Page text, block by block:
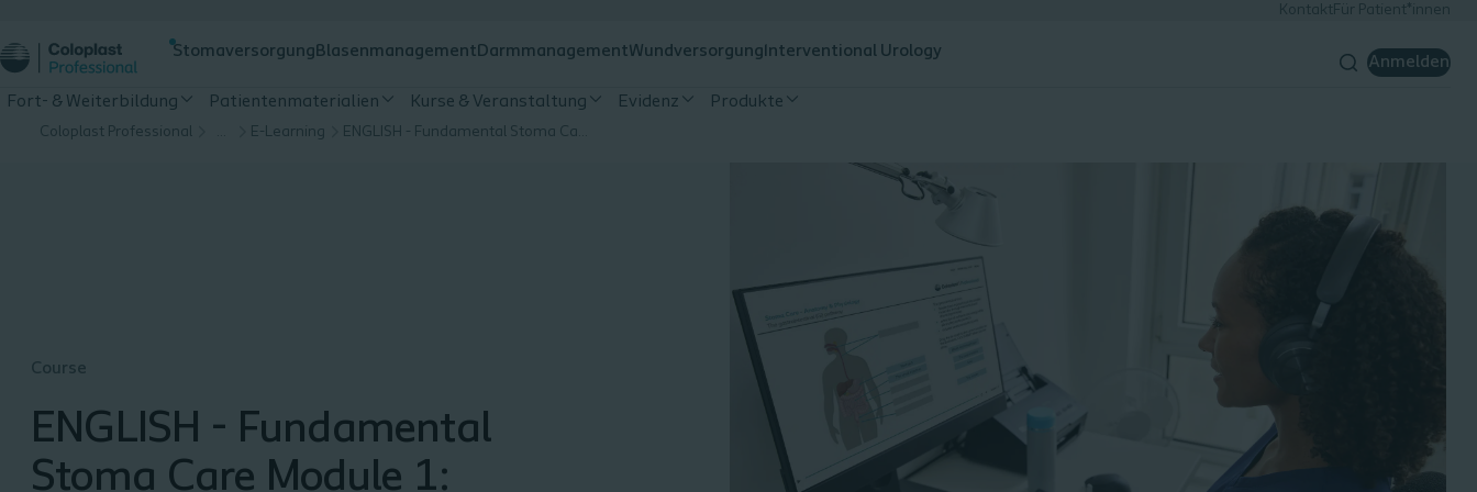
KontaktFür Patient*innen
Stomaversorgung Blasenmanagement DarmmanagementWundversorgung Interventional Urology
Anmelden
Fort- & Weiterbildung Patientenmaterialien Kurse & Veranstaltung Evidenz Produkte
Coloplast Professional E-Learning
Course
ENGLISH - Fundamental
Stoma Care Module 1: